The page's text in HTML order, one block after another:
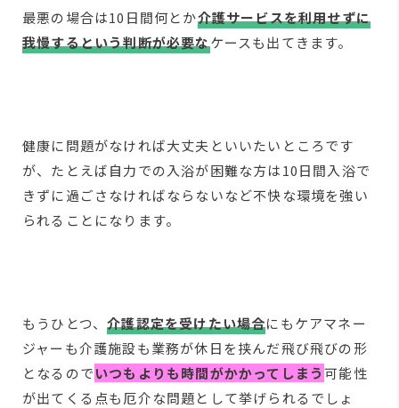
最悪の場合は10日間何とか介護サービスを利用せずに
我慢するという判断が必要なケースも出てきます。
健康に問題がなければ大丈夫といいたいところです
が、たとえば自力での入浴が困難な方は10日間入浴で
きずに過ごさなければならないなど不快な環境を強い
られることになります。
もうひとつ、介護認定を受けたい場合にもケアマネー
ジャーも介護施設も業務が休日を挟んだ飛び飛びの形
となるのでいつもよりも時間がかかってしまう可能性
が出てくる点も厄介な問題として挙げられるでしょ